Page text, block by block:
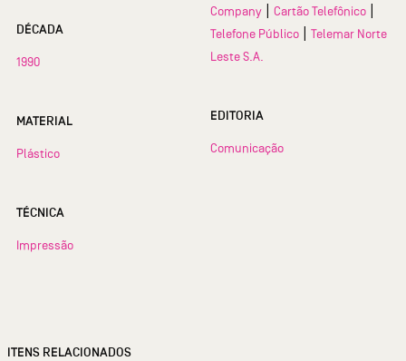
DÉCADA
1990
MATERIAL
Plástico
TÉCNICA
Impressão
Company
Cartão Telefônico
Telefone Público
Telemar Norte
Leste S.A.
EDITORIA
Comunicação
ITENS RELACIONADOS